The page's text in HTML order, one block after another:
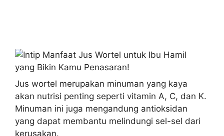
Jus wortel merupakan minuman yang kaya
akan nutrisi penting seperti vitamin A, C, dan K.
Minuman ini juga mengandung antioksidan
yang dapat membantu melindungi sel-sel dari
kerusakan.